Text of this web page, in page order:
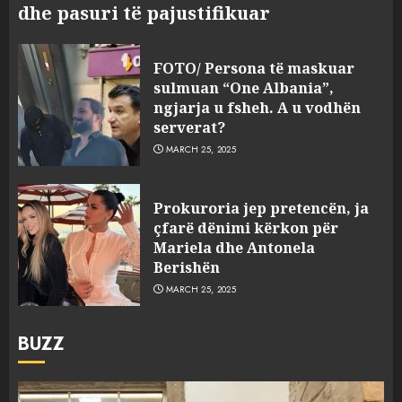
dhe pasuri të pajustifikuar
FOTO/ Persona të maskuar
sulmuan “One Albania”,
ngjarja u fsheh. A u vodhën
serverat?
MARCH 25, 2025
Prokuroria jep pretencën, ja
çfarë dënimi kërkon për
Mariela dhe Antonela
Berishën
MARCH 25, 2025
BUZZ